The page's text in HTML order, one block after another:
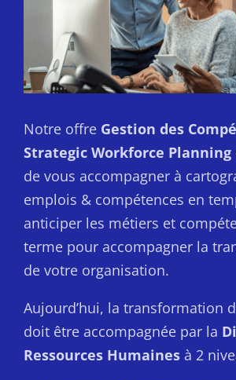
Notre offre Gestion des
Strategic Workforce Planning
de vous accompagner à
emplois & compétences en
anticiper les métiers et
terme pour accompagner la
de votre organisation.
Aujourd’hui, la transformation
doit être accompagnée par la
Ressources Humaines à 2